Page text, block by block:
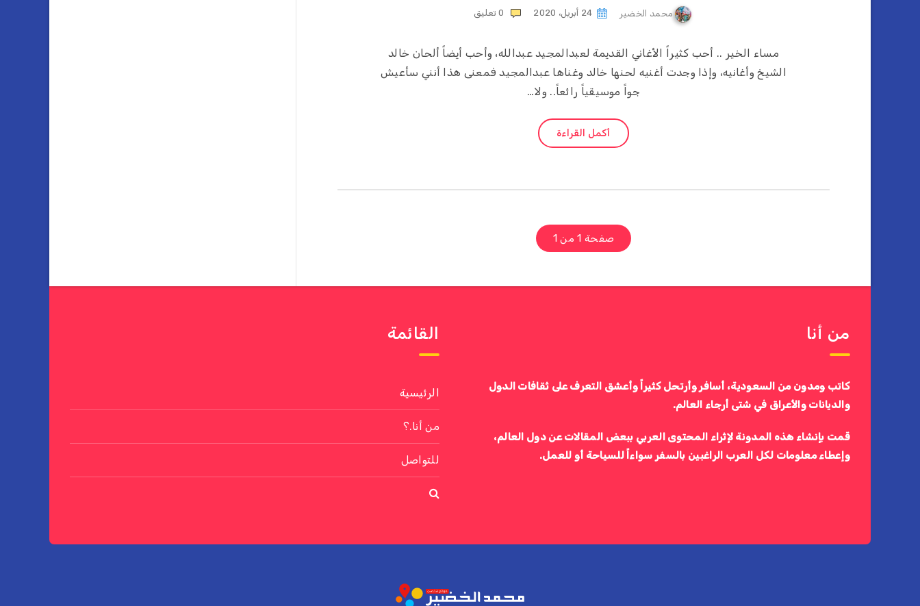
محمد الخضير 24 أبريل، 2020 0 تعليق
مساء الخير .. أحب كثيراً الأغاني القديمة لعبدالمجيد عبدالله، وأحب أيضاً ألحان خالد
الشيخ وأغانيه، وإذا وجدت أغنيه لحنها خالد وغناها عبدالمجيد فمعنى هذا أنني سأعيش
جواً موسيقياً رائعاً.. ولا…
أكمل القراءة
صفحة 1 من 1
من أنا
كاتب ومدون من السعودية، أسافر وأرتحل كثيراً وأعشق التعرف على ثقافات الدول
والديانات والأعراق في شتى أرجاء العالم.
قمت بإنشاء هذه المدونة لإثراء المحتوى العربي ببعض المقالات عن دول العالم،
وإعطاء معلومات لكل العرب الراغبين بالسفر سواءاً للسياحة أو للعمل.
القائمة
الرئيسية
من أنا.؟
للتواصل